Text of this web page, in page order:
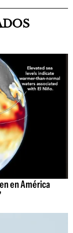
en América